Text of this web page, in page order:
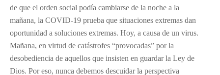
de que el orden social podía cambiarse de la noche a la
mañana, la COVID-19 prueba que situaciones extremas dan
oportunidad a soluciones extremas. Hoy, a causa de un virus.
Mañana, en virtud de catástrofes “provocadas” por la
desobediencia de aquellos que insisten en guardar la Ley de
Dios. Por eso, nunca debemos descuidar la perspectiva